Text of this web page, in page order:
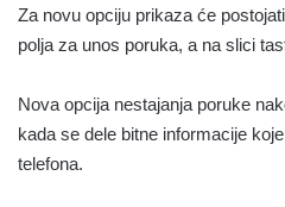
Za novu opciju prikaza će
polja za unos poruka, a na slici
Nova opcija nestajanja poruke
kada se dele bitne informacije
telefona.